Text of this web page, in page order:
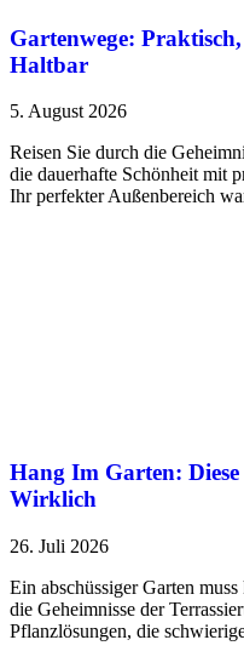
Gartenwege:
Haltbar
5. August 2026
Reisen Sie durch die
die dauerhafte Schönheit mit
Ihr perfekter Außenbereich
Hang Im Garten:
Wirklich
26. Juli 2026
Ein abschüssiger Garten
die Geheimnisse der
Pflanzlösungen, die